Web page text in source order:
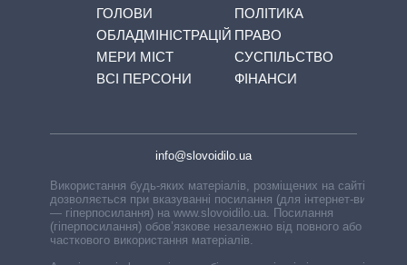
ГОЛОВИ
ОБЛАДМІНІСТРАЦІЙ
МЕРИ МІСТ
ВСІ ПЕРСОНИ
ПОЛІТИКА
ПРАВО
СУСПІЛЬСТВО
ФІНАНСИ
info@slovoidilo.ua
Використання будь-яких матеріалів, розміщених на сайті,
дозволяється при вказуванні посилання (для інтернет-видань
— гіперпосилання) на www.slovoidilo.ua. Посилання
(гіперпосилання) обов’язкове незалежно від повного або
часткового використання матеріалів.